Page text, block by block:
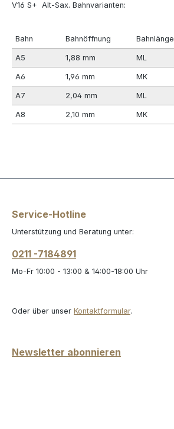
V16 S+ Alt-Sax. Bahnvarianten:
Bahn Bahnöffnung Bahnlänge
A5 1,88 mm ML
A6 1,96 mm MK
A7 2,04 mm ML
A8 2,10 mm MK
Service-Hotline
Unterstützung und Beratung unter:
0211 -7184891
Mo-Fr 10:00 - 13:00 & 14:00-18:00 Uhr
Oder über unser Kontaktformular.
Newsletter abonnieren